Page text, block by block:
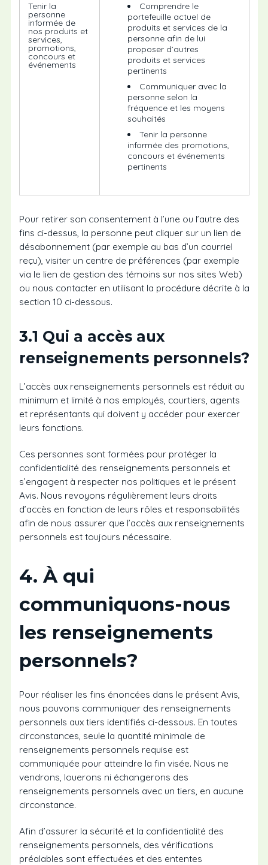
Tenir la
personne
informée de
nos produits et
services,
promotions,
concours et
événements
Comprendre le
portefeuille actuel de
produits et services de la
personne afin de lui
proposer d’autres
produits et services
pertinents
Communiquer avec la
personne selon la
fréquence et les moyens
souhaités
Tenir la personne
informée des promotions,
concours et événements
pertinents
Pour retirer son consentement à l’une ou l’autre des
fins ci-dessus, la personne peut cliquer sur un lien de
désabonnement (par exemple au bas d’un courriel
reçu), visiter un centre de préférences (par exemple
via le lien de gestion des témoins sur nos sites Web)
ou nous contacter en utilisant la procédure décrite à la
section 10 ci-dessous.
3.1 Qui a accès aux
renseignements personnels?
L’accès aux renseignements personnels est réduit au
minimum et limité à nos employés, courtiers, agents
et représentants qui doivent y accéder pour exercer
leurs fonctions.
Ces personnes sont formées pour protéger la
confidentialité des renseignements personnels et
s’engagent à respecter nos politiques et le présent
Avis. Nous revoyons régulièrement leurs droits
d’accès en fonction de leurs rôles et responsabilités
afin de nous assurer que l’accès aux renseignements
personnels est toujours nécessaire.
4. À qui
communiquons-nous
les renseignements
personnels?
Pour réaliser les fins énoncées dans le présent Avis,
nous pouvons communiquer des renseignements
personnels aux tiers identifiés ci-dessous. En toutes
circonstances, seule la quantité minimale de
renseignements personnels requise est
communiquée pour atteindre la fin visée. Nous ne
vendrons, louerons ni échangerons des
renseignements personnels avec un tiers, en aucune
circonstance.
Afin d’assurer la sécurité et la confidentialité des
renseignements personnels, des vérifications
préalables sont effectuées et des ententes